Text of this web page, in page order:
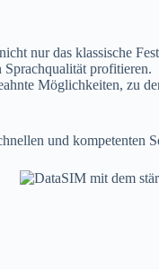
nur das klassische
Sprachqualität profitieren.
Möglichkeiten, zu
und kompetenten